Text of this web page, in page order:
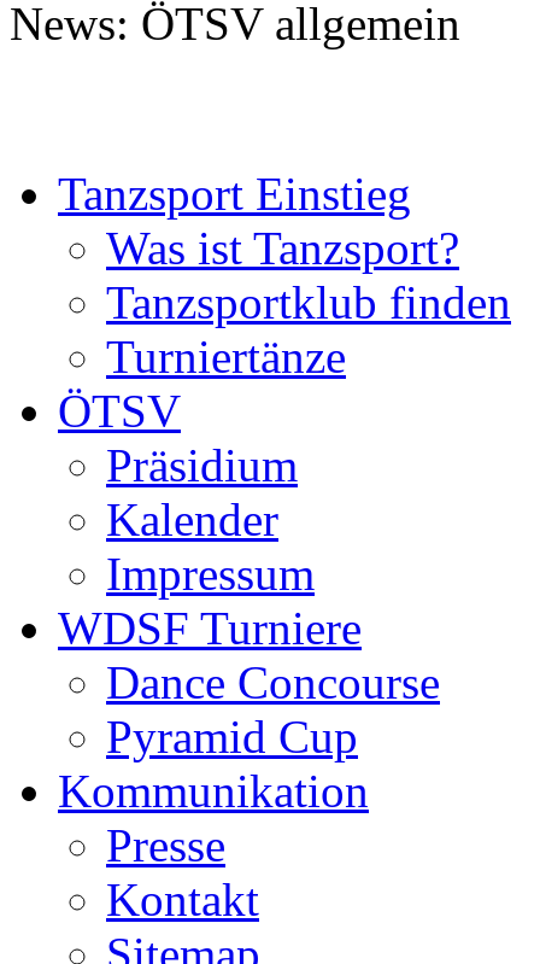
News: ÖTSV allgemein
Tanzsport Einstieg
Was ist Tanzsport?
Tanzsportklub finden
Turniertänze
ÖTSV
Präsidium
Kalender
Impressum
WDSF Turniere
Dance Concourse
Pyramid Cup
Kommunikation
Presse
Kontakt
Sitemap